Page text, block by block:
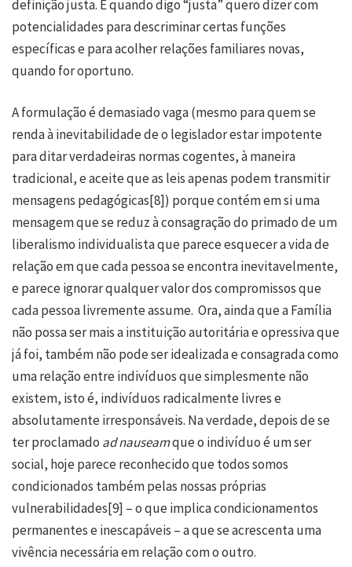
definição justa. E quando digo “justa” quero dizer com
potencialidades para descriminar certas funções
específicas e para acolher relações familiares novas,
quando for oportuno.
A formulação é demasiado vaga (mesmo para quem se
renda à inevitabilidade de o legislador estar impotente
para ditar verdadeiras normas cogentes, à maneira
tradicional, e aceite que as leis apenas podem transmitir
mensagens pedagógicas[8]) porque contém em si uma
mensagem que se reduz à consagração do primado de um
liberalismo individualista que parece esquecer a vida de
relação em que cada pessoa se encontra inevitavelmente,
e parece ignorar qualquer valor dos compromissos que
cada pessoa livremente assume. Ora, ainda que a Família
não possa ser mais a instituição autoritária e opressiva que
já foi, também não pode ser idealizada e consagrada como
uma relação entre indivíduos que simplesmente não
existem, isto é, indivíduos radicalmente livres e
absolutamente irresponsáveis. Na verdade, depois de se
ter proclamado ad nauseamque o indivíduo é um ser
social, hoje parece reconhecido que todos somos
condicionados também pelas nossas próprias
vulnerabilidades[9] – o que implica condicionamentos
permanentes e inescapáveis – a que se acrescenta uma
vivência necessária em relação com o outro.